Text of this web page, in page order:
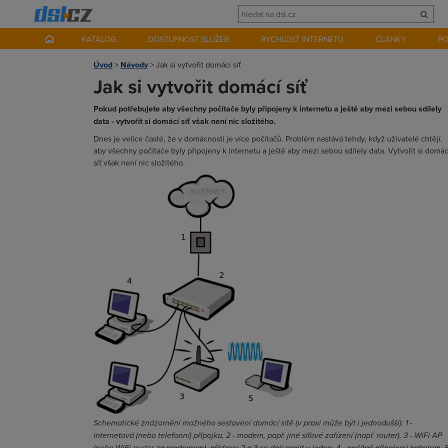
KATALOG DOSTUPNOST SLUŽEB RYCHLOST INTERNETU ČLÁNKY
Úvod> Návody>Jak si vytvořit domácí síť
Jak si vytvořit domácí síť
Pokud potřebujete aby všechny počítače byly připojeny k internetu a ještě aby mezi sebou sdílely
data - vytvořit si domácí síť však není nic složitého.
Dnes je velice časté, že v domácnosti je více počítačů. Problém nastává tehdy, když uživatelé chtějí,
aby všechny počítače byly připojeny k internetu a ještě aby mezi sebou sdílely data. Vytvořit si
síť však není nic složitého.
Schematické znázornění možného sestavení domácí sítě (v praxi může být i jednodušší): 1 -
internetová (nebo telefonní) přípojka, 2 - modem, popř. jiné síťové zařízení (např. router), 3 - WiFi AP